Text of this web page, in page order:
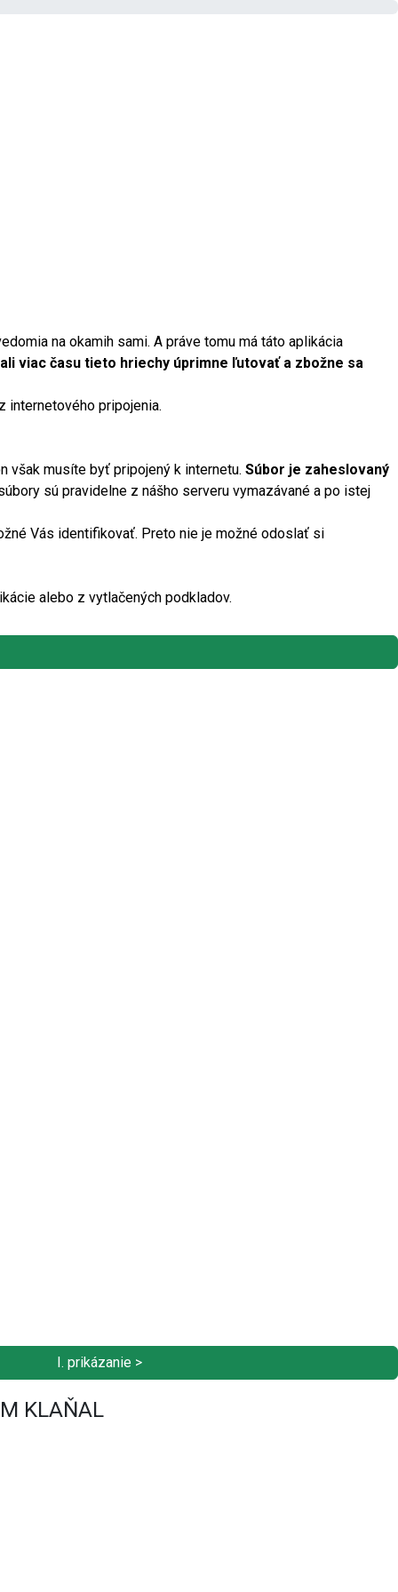
na okamih sami. A práve tomu má táto aplikácia
viac času tieto hriechy úprimne ľutovať a zbožne sa
internetového pripojenia.
však musíte byť pripojený k internetu. Súbor je zaheslovaný
sú pravidelne z nášho serveru vymazávané a po istej
Vás identifikovať. Preto nie je možné odoslať si
alebo z vytlačených podkladov.
I. prikázanie >
KLAŇAL